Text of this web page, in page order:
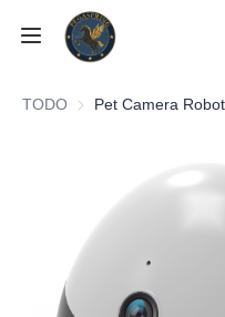
TODO Pet Camera Robot
Sobre nosotros